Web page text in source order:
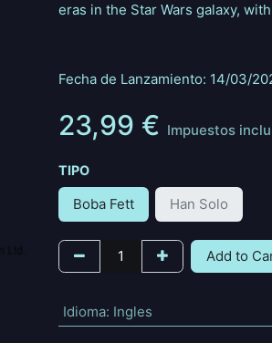
eras in the Star Wars galaxy,
Fecha de Lanzamiento: 14/03/
23,99 € Impuestos
TIPO
Boba Fett Han Solo
Add to
Idioma: Ingles